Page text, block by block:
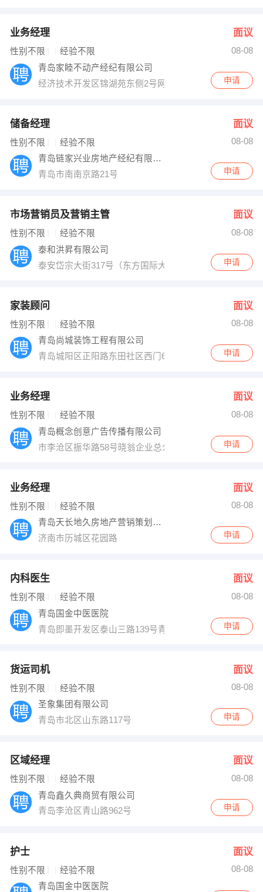
业务经理 面议
性别不限 经验不限
08-08
青岛家睦不动产经纪有限公司
经济技术开发区锦湖苑东侧2号网点一层
申请
储备经理 面议
性别不限 经验不限
08-08
青岛链家兴业房地产经纪有限公司
青岛市南南京路21号
申请
市场营销员及营销主管 面议
性别不限 经验不限
08-08
泰和洪昇有限公司
泰安岱宗大街317号（东方国际大厦）
申请
家装顾问 面议
性别不限 经验不限
08-08
青岛尚城装饰工程有限公司
青岛城阳区正阳路东田社区西门6号网点
申请
业务经理 面议
性别不限 经验不限
08-08
青岛概念创意广告传播有限公司
市李沧区振华路58号晓翁企业总公司院内
申请
业务经理 面议
性别不限 经验不限
08-08
青岛天长地久房地产营销策划有限公司
济南市历城区花园路
申请
内科医生 面议
性别不限 经验不限
08-08
青岛国金中医医院
青岛即墨开发区泰山三路139号青岛国金中医医院申请
货运司机 面议
性别不限 经验不限
08-08
圣象集团有限公司
青岛市北区山东路117号
申请
区域经理 面议
性别不限 经验不限
08-08
青岛鑫久典商贸有限公司
青岛李沧区青山路962号
申请
护士 面议
性别不限 经验不限
08-08
青岛国金中医医院